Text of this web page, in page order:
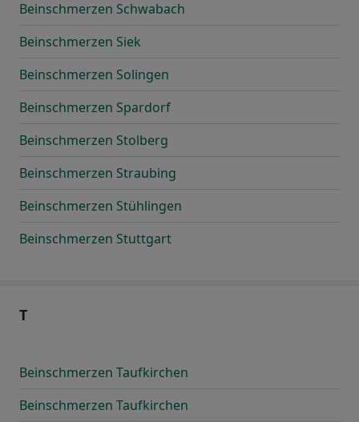
Beinschmerzen Schwabach
Beinschmerzen Siek
Beinschmerzen Solingen
Beinschmerzen Spardorf
Beinschmerzen Stolberg
Beinschmerzen Straubing
Beinschmerzen Stühlingen
Beinschmerzen Stuttgart
T
Beinschmerzen Taufkirchen
Beinschmerzen Taufkirchen